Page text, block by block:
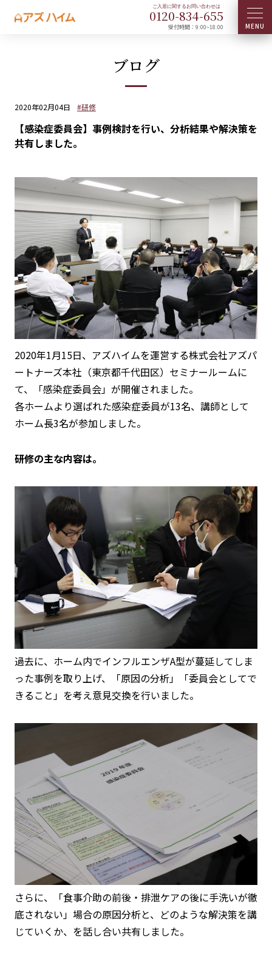
0120-834-655
受付時間：9:00~18:00
ブログ
2020年02月04日 #研修
【感染症委員会】事例検討を行い、分析結果や解決策を
共有しました。
2020年1月15日、アズハイムを運営する株式会社アズパ
ートナーズ本社（東京都千代田区）セミナールームに
て、「感染症委員会」が開催されました。
各ホームより選ばれた感染症委員が13名、講師として
ホーム長3名が参加しました。
研修の主な内容は。
過去に、ホーム内でインフルエンザA型が蔓延してしま
った事例を取り上げ、「原因の分析」「委員会としてで
きること」を考え意見交換を行いました。
さらに、「食事介助の前後・排泄ケアの後に手洗いが徹
底されない」場合の原因分析と、どのような解決策を講
じていくか、を話し合い共有しました。